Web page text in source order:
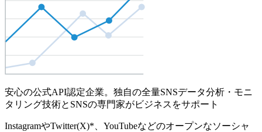
安心の公式API認定企業。独自の全量SNSデータ分析・モニ
タリング技術とSNSの専門家がビジネスをサポート
InstagramやTwitter(X)*、YouTubeなどのオープンなソーシャ